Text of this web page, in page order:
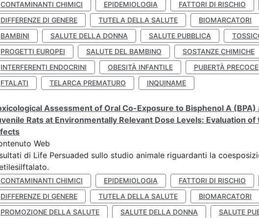
CONTAMINANTI CHIMICI EPIDEMIOLOGIA FATTORI DI RISCHIO
DIFFERENZE DI GENERE
TUTELA DELLA SALUTE BIOMARCATORI
BAMBINI
SALUTE DELLA DONNA SALUTE PUBBLICA
PROGETTI EUROPEI
SALUTE DEL BAMBINO SOSTANZE CHIMICHE
INTERFERENTI ENDOCRINI
OBESITÀ INFANTILE PUBERTÀ PRECOCE
FTALATI
TELARCA PREMATURO INQUINAME
Assessment of Oral Co-Exposure to Bisphenol A
Rats at Environmentally Relevant Dose Levels: Evaluation
Web
di Life Persuaded sullo studio animale riguardanti la
CONTAMINANTI CHIMICI EPIDEMIOLOGIA FATTORI DI RISCHIO
DIFFERENZE DI GENERE
TUTELA DELLA SALUTE BIOMARCATORI
PROMOZIONE DELLA SALUTE
SALUTE DELLA DONNA SALUTE